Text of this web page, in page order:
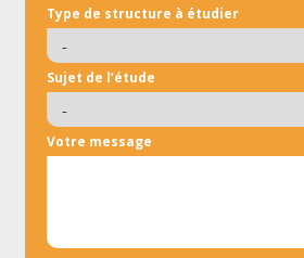
Type de structure à étudier
Sujet de l’étude
Votre message